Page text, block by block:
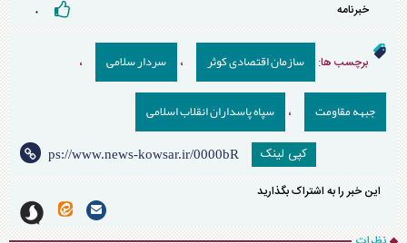
خبرنامه ۰
برچسب ها: سازمان اقتصادی کوثر ، سردار سلامی ،
جبهه مقاومت ، سپاه پاسداران انقلاب اسلامی
کپی لینک
این خبر را به اشتراک بگذارید